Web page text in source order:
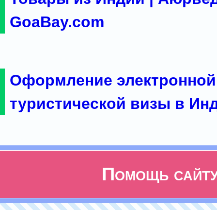
GoaBay.com
Оформление электронной
туристической визы в
Помощь